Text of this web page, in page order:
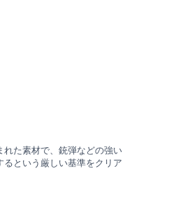
た素材で、銃弾などの強い
という厳しい基準をクリア